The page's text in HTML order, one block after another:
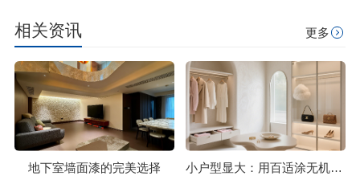
相关资讯 更多
地下室墙面漆的完美选择 小户型显大：用百适涂无机石灰石涂料，刷大空间感